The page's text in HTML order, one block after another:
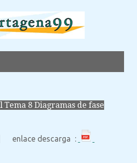
8 Diagramas de fase
descarga :